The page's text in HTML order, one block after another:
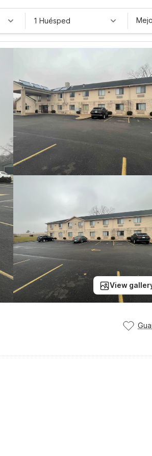
1 Huésped
View